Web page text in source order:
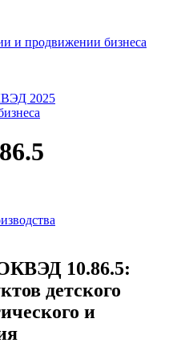
и продвижении бизнеса
2025
10.86.5:
детского
и